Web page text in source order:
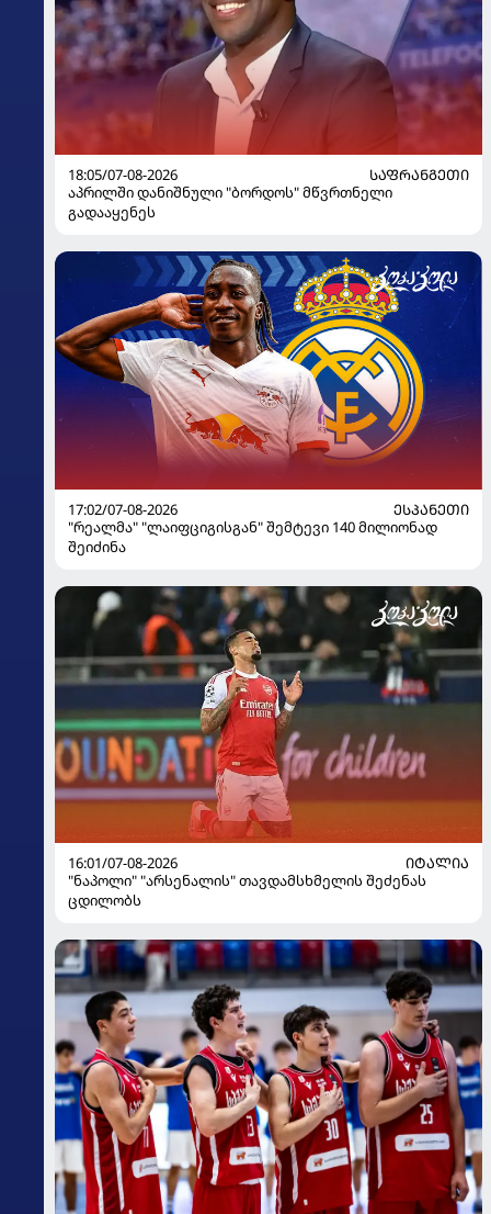
18:05/07-08-2026
ᲡᲐᲤᲠᲐᲜᲒᲔᲗᲘ
აპრილში დანიშნული "ბორდოს" მწვრთნელი
გადააყენეს
17:02/07-08-2026
ᲔᲡᲞᲐᲜᲔᲗᲘ
"რეალმა" "ლაიფციგისგან" შემტევი 140 მილიონად
შეიძინა
16:01/07-08-2026
ᲘᲢᲐᲚᲘᲐ
"ნაპოლი" "არსენალის" თავდამსხმელის შეძენას
ცდილობს